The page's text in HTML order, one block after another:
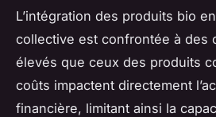
L’intégration des produits bio
collective est confrontée à des
élevés que ceux des produits
coûts impactent directement
financière, limitant ainsi la